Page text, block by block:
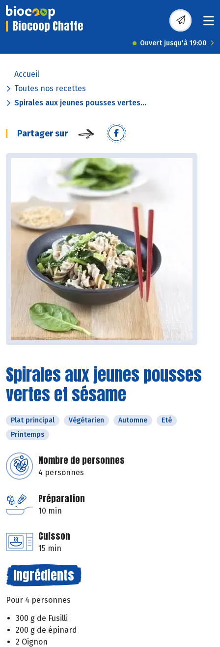
Biocoop Chatte
Ouvert jusqu'à 19:00
Accueil
Toutes nos recettes
Spirales aux jeunes pousses vertes...
Partager sur
Spirales aux jeunes pousses
vertes et sésame
Plat principal Végétarien Automne
Eté
Printemps
Nombre de personnes
4 personnes
Préparation
10 min
Cuisson
15 min
Ingrédients
Pour 4 personnes
300 g de Fusilli
200 g de épinard
2 Oignon